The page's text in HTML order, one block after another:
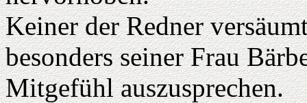
Keiner der Redner
besonders seiner Frau
Mitgefühl auszusprechen.